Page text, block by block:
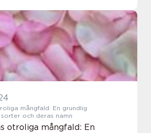
dina favoritpalettbl...
mångfald: En grundlig
och deras namn
otroliga mångfald: En